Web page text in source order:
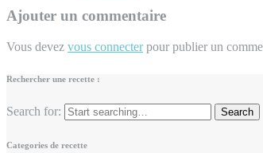
Ajouter un commentaire
Vous devez vous connecterpour publier un
Rechercher une recette :
Search for:
Categories de recette